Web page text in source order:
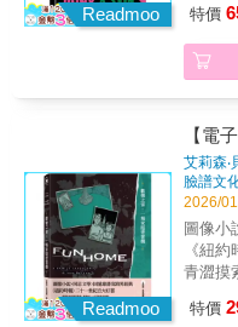
即在名
慄與
圖像
扎根於
風格的
是一
與具象
最為簡
烈的情
《PEN
色輓
性的藝
恩・洪
證不
然而一
的，
現這樣
劇）
宮，大
就像譽
de
領，
的魅力
這年
世紀
哈，
Readmoo
名稚
只是一
卻讓
術前
莉以畫
如何與
輕的她
體：不
官後的
嗎？女
卻諱莫
羞恥
特價
Readmoo
【電
艾莉森‧
臉譜文
2026/
圖像小
《紐
青澀摸
的是
特價